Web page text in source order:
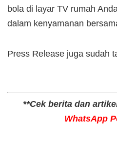
bola di layar TV rumah
dalam kenyamanan
Press Release juga sudah
**Cek berita dan
WhatsApp